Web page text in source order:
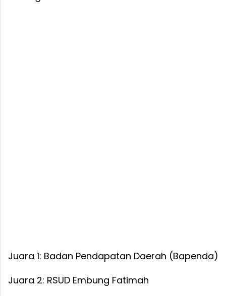
Juara 1: Badan Pendapatan Daerah (Bapenda)
Juara 2: RSUD Embung Fatimah